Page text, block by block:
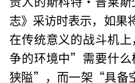
志》采访时表示，如
在传统意义的战斗机
争的环境中”需要什
狭隘”，而一架“具备